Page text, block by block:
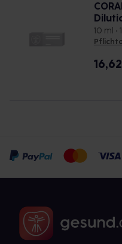
10 ml •
16,62